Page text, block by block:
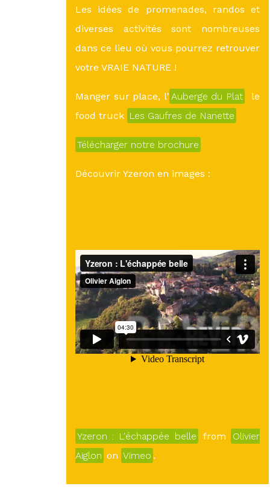
Les idées de promenades, randos et
diverses activités sont nombreuses
dans ce lieu où vous pourrez retrouver
votre VRAIE NATURE !
Manger sur place, l' Auberge du Plat
le
food truck Les Gaufres de Nanette
Télécharger notre brochure
Découvrir Yzeron en images :
Yzeron : L'échappée belle from
Olivier
Aiglon on Vimeo .